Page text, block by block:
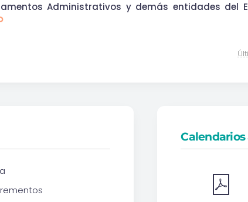
Administrativos y demás entidades del